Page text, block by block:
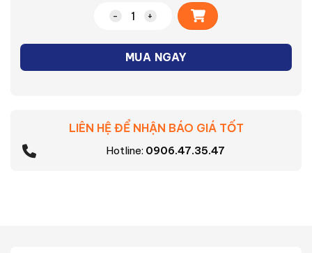
Đèn Led ốp trần Philips Eridani RD
MUA NGAY
Alternative:
LIÊN HỆ ĐỂ NHẬN BÁO GIÁ TỐT
Hotline: 0906.47.35.47